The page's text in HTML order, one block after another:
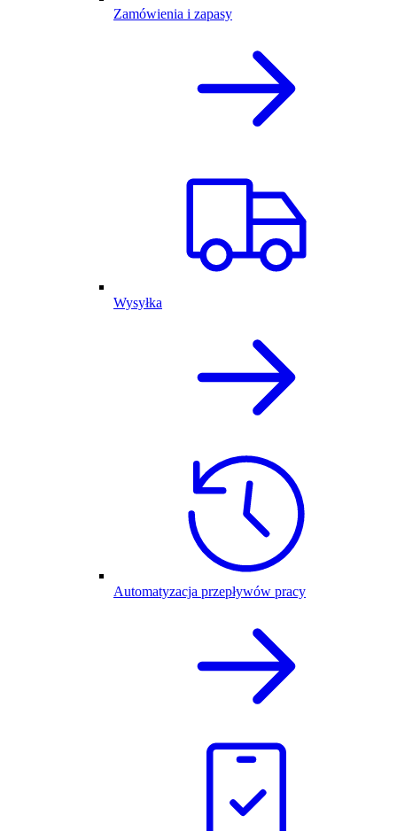
Zamówienia i zapasy
Wysyłka
Automatyzacja przepływów pracy